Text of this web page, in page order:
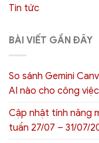
Tin tức
BÀI VIẾT GẦN ĐÂY
So sánh Gemini
AI nào cho công
Cập nhật tính năng
tuần 27/07 – 31/07/